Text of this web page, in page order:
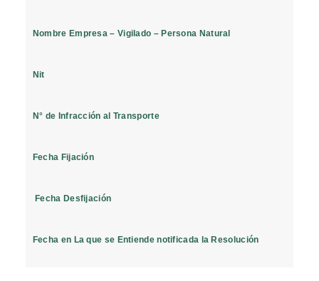
Nombre Empresa – Vigilado – Persona Natural
Nit
N° de Infracción al Transporte
Fecha Fijación
Fecha Desfijación
Fecha en La que se Entiende notificada la Resolución